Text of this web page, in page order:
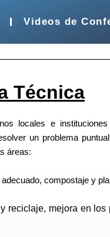
Videos de
Técnica
locales e
un problema
áreas:
compostaje y
reciclaje, mejora en